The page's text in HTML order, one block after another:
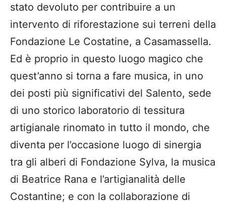
stato devoluto per contribuire a un
intervento di riforestazione sui terreni della
Fondazione Le Costatine, a Casamassella.
Ed è proprio in questo luogo magico che
quest’anno si torna a fare musica, in uno
dei posti più significativi del Salento, sede
di uno storico laboratorio di tessitura
artigianale rinomato in tutto il mondo, che
diventa per l’occasione luogo di sinergia
tra gli alberi di Fondazione Sylva, la musica
di Beatrice Rana e l’artigianalità delle
Costantine; e con la collaborazione di